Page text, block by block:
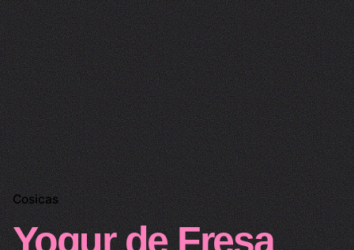
Cosicas
Yogur de Fresa